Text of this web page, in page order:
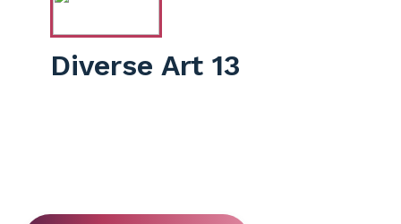
Diverse Art 13